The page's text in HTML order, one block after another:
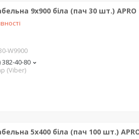
9x900 біла (пач 30 шт.) APRO
W9900
382-40-80
(Viber)
5x400 біла (пач 100 шт.)